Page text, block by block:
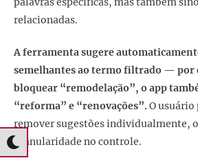
relacionadas.
A ferramenta sugere
semelhantes ao termo filtrado — por
bloquear “remodelação”, o app
“reforma” e “renovações”.O usuário
remover sugestões individualmente,
granularidade no controle.